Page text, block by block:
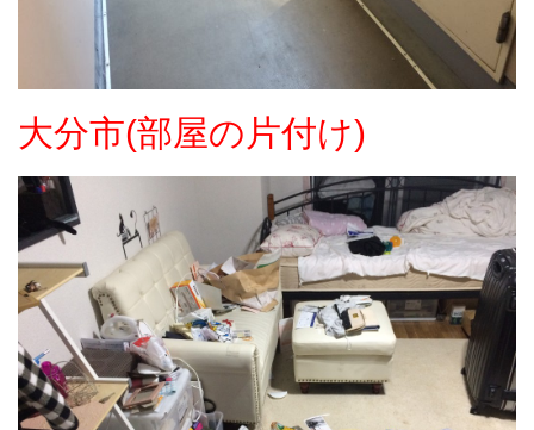
大分市(部屋の片付け)